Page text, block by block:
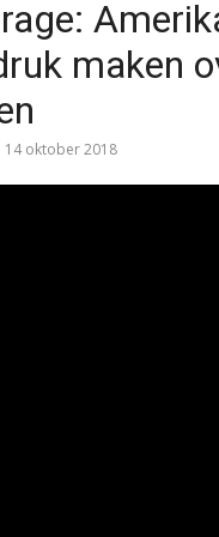
maken
14 oktober 2018